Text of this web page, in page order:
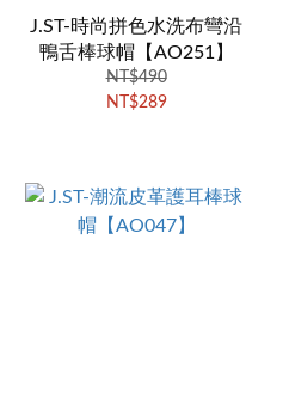
J.ST-時尚拼色水洗布彎沿
鴨舌棒球帽【AO251】
NT$490
NT$289